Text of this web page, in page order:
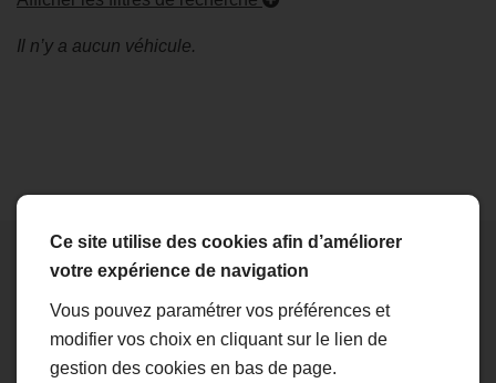
Il n’y a aucun véhicule.
Ce site utilise des cookies afin d’améliorer
votre expérience de navigation
Vous pouvez paramétrer vos préférences et
modifier vos choix en cliquant sur le lien de
gestion des cookies en bas de page.